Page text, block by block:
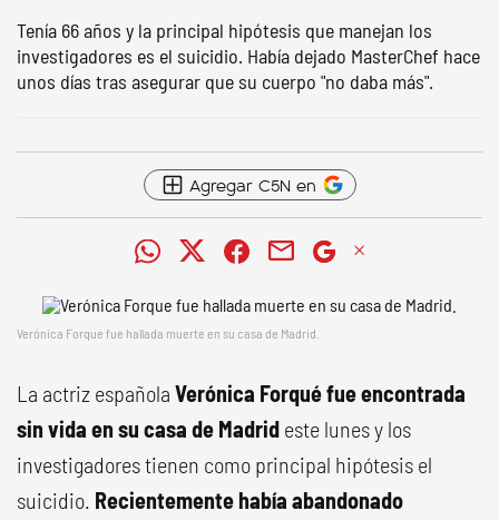
Tenía 66 años y la principal hipótesis que manejan los
investigadores es el suicidio. Había dejado MasterChef hace
unos días tras asegurar que su cuerpo "no daba más".
Agregar C5N en
Verónica Forque fue hallada muerte en su casa de Madrid.
La actriz española Verónica Forqué fue encontrada
sin vida en su casa de Madrid este lunes y los
investigadores tienen como principal hipótesis el
suicidio. Recientemente había abandonado